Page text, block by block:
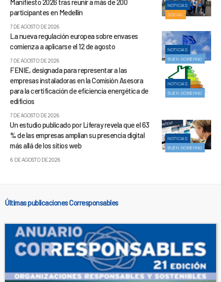
NOTICIAS
SOCIAL
participantes en Medellín
7 DE AGOSTO DE 2026
NOTICIAS
BUEN GOBIERNO
La nueva regulación europea sobre envases
comienza a aplicarse el 12 de agosto
7 DE AGOSTO DE 2026
NOTICIAS
BUEN GOBIERNO
FENIE, designada para representar a las
empresas instaladoras en la Comisión Asesora
para la certificación de eficiencia energética de
edificios
7 DE AGOSTO DE 2026
NOTICIAS
BUEN GOBIERNO
Un estudio publicado por Liferay revela que el 63
% de las empresas amplían su presencia digital
más allá de los sitios web
6 DE AGOSTO DE 2026
Últimas publicaciones Corresponsables